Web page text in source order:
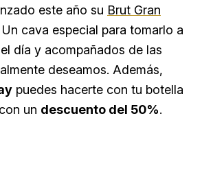
este año su Brut Gran
Un cava especial para tomarlo a
día y acompañados de las
deseamos. Además,
puedes hacerte con tu botella
un descuento del 50%.